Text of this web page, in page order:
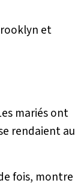
et
mariés ont
rendaient au
fois, montre